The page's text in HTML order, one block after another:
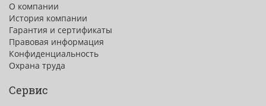
О компании
История компании
Гарантия и сертификаты
Правовая информация
Конфиденциальность
Охрана труда
Сервис